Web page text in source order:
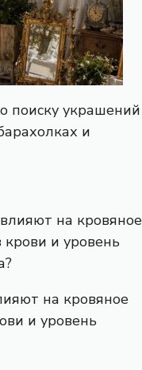
поиску украшений
и
на кровяное
и уровень